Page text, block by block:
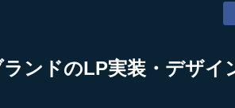
ンドのLP実装・デザイ